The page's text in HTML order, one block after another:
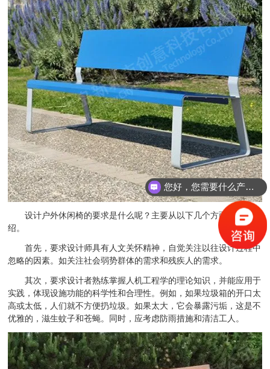
设计户外休闲椅的要求是什么呢？主要从以下几个方面具体介
绍。
首先，要求设计师具有人文关怀精神，自觉关注以往设计过程中
忽略的因素。如关注社会弱势群体的需求和残疾人的需求。
其次，要求设计者熟练掌握人机工程学的理论知识，并能应用于
实践，体现设施功能的科学性和合理性。例如，如果垃圾箱的开口太
高或太低，人们就不方便扔垃圾。如果太大，它会暴露污垢，这是不
优雅的，滋生蚊子和苍蝇。同时，应考虑防雨措施和清洁工人。
您好，您需要什么产品？